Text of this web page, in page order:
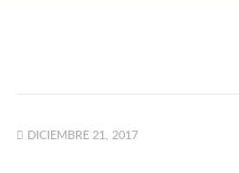
DICIEMBRE 21, 2017